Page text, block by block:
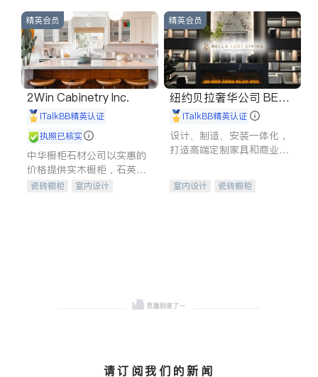
精英会员
2Win Cabinetry Inc.
iTalkBB精英认证
执照已核实
中华橱柜石材公司以实惠的
价格提供实木橱柜，石英石
台面，多种优质不锈钢水
瓷砖橱柜
室内设计
精英会员
纽约贝拉奢华公司 BELL
A LUXE
iTalkBB精英认证
设计、制造、安装一体化，
打造高端定制家具和商业空
室内设计
瓷砖橱柜
请订阅我们的新闻